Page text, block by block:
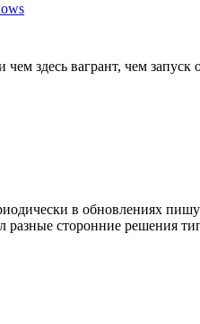
здесь вагрант, чем
в обновлениях
разные сторонние решения